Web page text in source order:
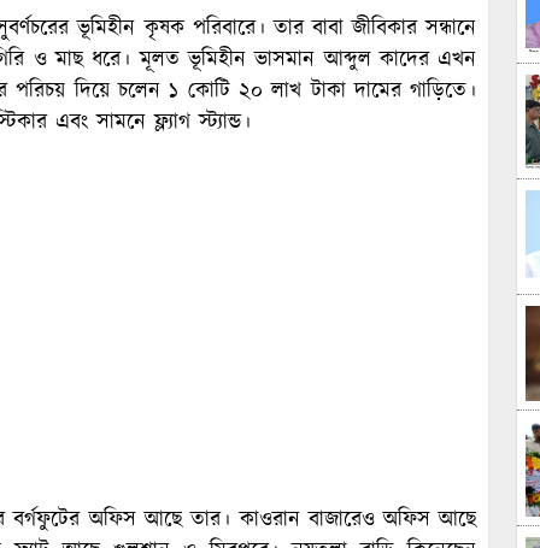
ভূমিহীন কৃষক পরিবারে। তার বাবা জীবিকার সন্ধানে
ও মাছ ধরে। মূলত ভূমিহীন ভাসমান আব্দুল কাদের এখন
পরিচয় দিয়ে চলেন ১ কোটি ২০ লাখ টাকা দামের গাড়িতে।
এবং সামনে ফ্ল্যাগ স্ট্যান্ড।
বর্গফুটের অফিস আছে তার। কাওরান বাজারেও অফিস আছে